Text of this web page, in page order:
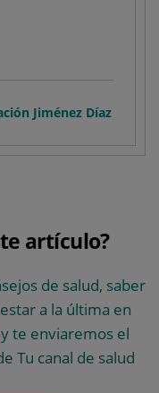
Jiménez Díaz
artículo?
de salud, saber
a la última en
te enviaremos el
Tu canal de salud